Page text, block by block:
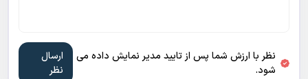
نظر با ارزش شما پس از تایید مدیر نمایش داده می
شود.